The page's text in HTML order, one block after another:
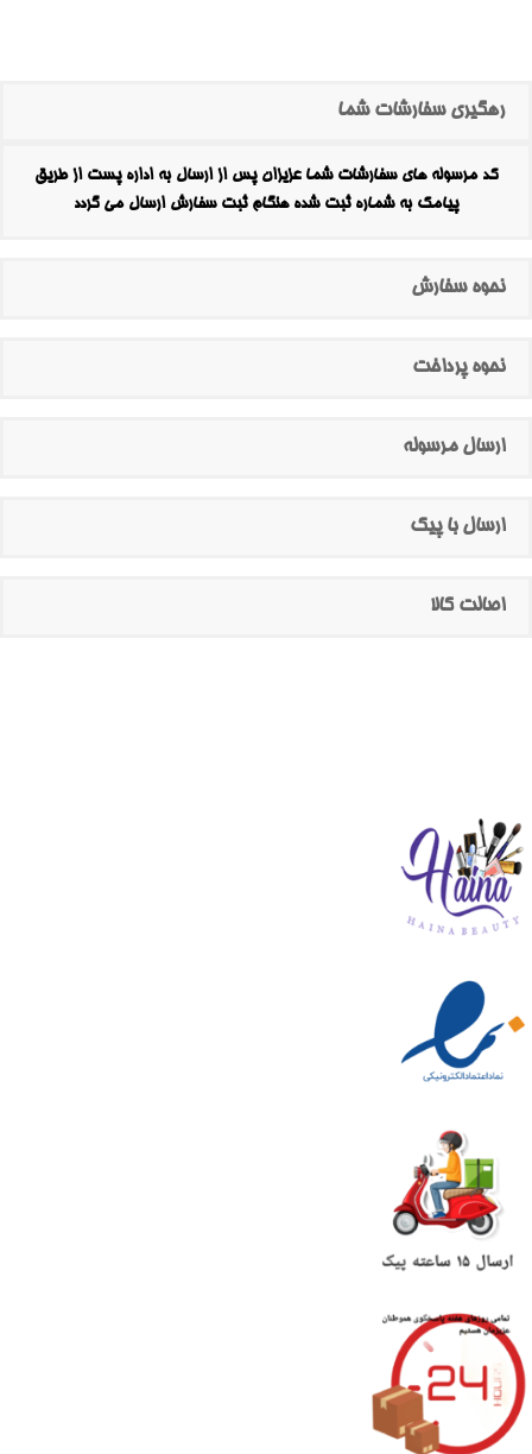
رهگیری سفارشات شما
کد مرسوله های سفارشات شما عزیزان پس از ارسال به اداره پست از طریق
پیامک به شماره ثبت شده هنگام ثبت سفارش ارسال می گردد
نحوه سفارش
نحوه پرداخت
ارسال مرسوله
ارسال با پیک
اصالت کالا